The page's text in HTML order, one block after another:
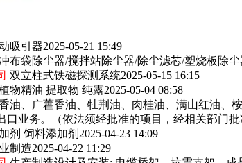
吸引器2025-05-21 15:49
布袋除尘器/搅拌站除尘器/除尘滤芯/塑烧板除尘
双立柱式铁磁探测系统2025-05-15 16:15
物精油 提取物 纯露2025-05-04 08:58
油、广藿香油、牡荆油、肉桂油、满山红油、
业务。（依法须经批准的项目，经相关部门批
剂 饲料添加剂 2025-04-23 14:09
制造2025-04-22 11:29